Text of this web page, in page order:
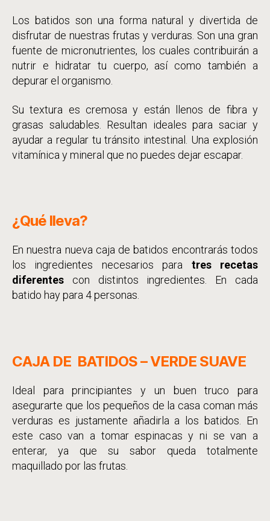
Los batidos son una forma natural y divertida de
disfrutar de nuestras frutas y verduras. Son una gran
fuente de micronutrientes, los cuales contribuirán a
nutrir e hidratar tu cuerpo, así como también a
depurar el organismo.
Su textura es cremosa y están llenos de fibra y
grasas saludables. Resultan ideales para saciar y
ayudar a regular tu tránsito intestinal. Una explosión
vitamínica y mineral que no puedes dejar escapar.
¿Qué lleva?
En nuestra nueva caja de batidos encontrarás todos
los ingredientes necesarios para tres recetas
diferentes con distintos ingredientes. En cada
batido hay para 4 personas.
CAJA DE BATIDOS – VERDE SUAVE
Ideal para principiantes y un buen truco para
asegurarte que los pequeños de la casa coman más
verduras es justamente añadirla a los batidos. En
este caso van a tomar espinacas y ni se van a
enterar, ya que su sabor queda totalmente
maquillado por las frutas.